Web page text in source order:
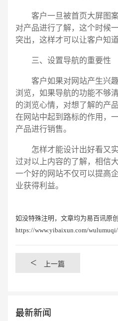
客户一旦被首页大屏图案
对产品进行了解，这个时候
突出，这样才可以让客户知
三、设置导航的重要性
客户如果对网站产生兴趣
浏览，如果导航的功能不够
的浏览心情，对想了解的产
在网站中起到路标的作用，
产品进行销售。
怎样才能设计出好看又实
过对以上内容的了解，相信
一个好的网站不仅可以提高
业获得利益。
如没特殊注明，文章均为易百讯原
https://www.yibaixun.com/
< 上一篇
最新新闻